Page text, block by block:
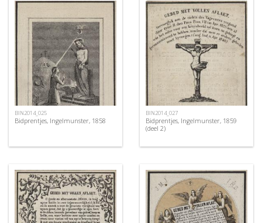
BIN2014_025
Bidprentjes, Ingelmunster, 1858
BIN2014_027
Bidprentjes, Ingelmunster, 1859
(deel 2)